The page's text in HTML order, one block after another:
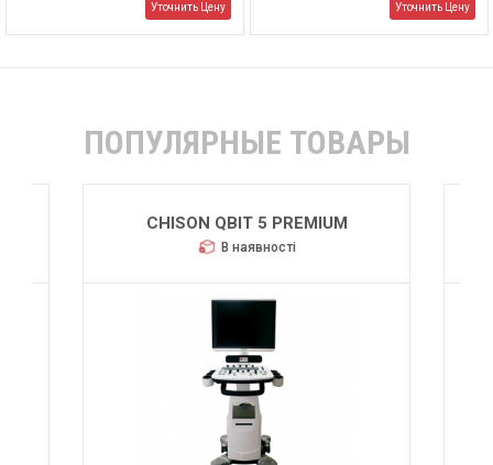
Уточнить Цену Уточнить Цену
ПОПУЛЯРНЫЕ ТОВАРЫ
CHISON QBIT 5 PREMIUM
В наявності